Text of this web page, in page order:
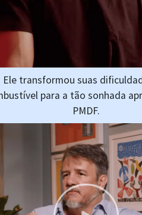
Ele transformou suas
para a tão sonhada
PMDF.